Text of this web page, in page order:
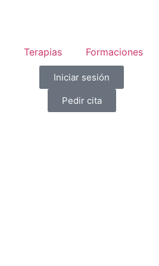
Terapias Formaciones
Iniciar sesión
Pedir cita